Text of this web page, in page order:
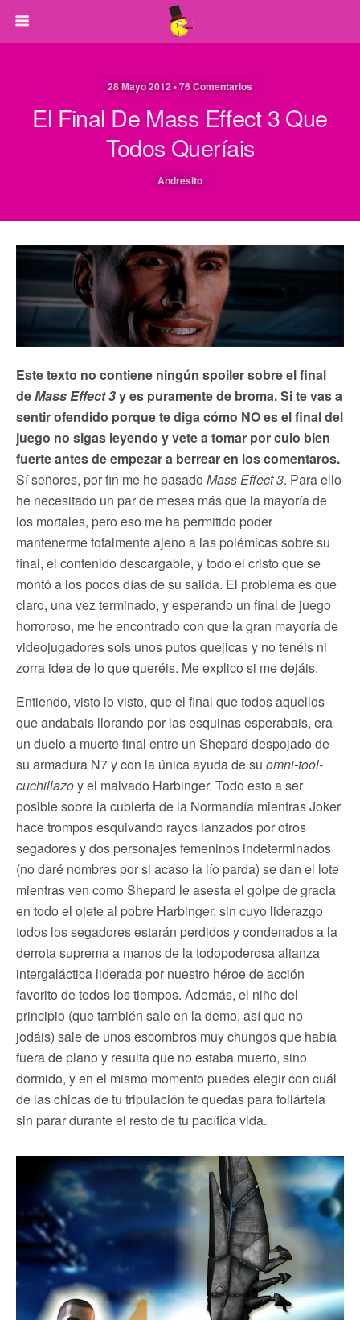
28 Mayo 2012 • 76 Comentarios
El Final De Mass Effect 3 Que
Todos Queríais
Andresito
Este texto no contiene ningún spoiler sobre el final
deMass Effect 3y es puramente de broma. Si te vas a
sentir ofendido porque te diga cómo NO es el final del
juego no sigas leyendo y vete a tomar por culo bien
fuerte antes de empezar a berrear en los comentaros.
Sí señores, por fin me he pasado Mass Effect 3. Para ello
he necesitado un par de meses más que la mayoría de
los mortales, pero eso me ha permitido poder
mantenerme totalmente ajeno a las polémicas sobre su
final, el contenido descargable, y todo el cristo que se
montó a los pocos días de su salida. El problema es que
claro, una vez terminado, y esperando un final de juego
horroroso, me he encontrado con que la gran mayoría de
videojugadores sois unos putos quejicas y no tenéis ni
zorra idea de lo que queréis. Me explico si me dejáis.
Entiendo, visto lo visto, que el final que todos aquellos
que andabais llorando por las esquinas esperabais, era
un duelo a muerte final entre un Shepard despojado de
su armadura N7 y con la única ayuda de su omni-tool-
cuchillazoy el malvado Harbinger. Todo esto a ser
posible sobre la cubierta de la Normandía mientras Joker
hace trompos esquivando rayos lanzados por otros
segadores y dos personajes femeninos indeterminados
(no daré nombres por si acaso la lío parda) se dan el lote
mientras ven como Shepard le asesta el golpe de gracia
en todo el ojete al pobre Harbinger, sin cuyo liderazgo
todos los segadores estarán perdidos y condenados a la
derrota suprema a manos de la todopoderosa alianza
intergaláctica liderada por nuestro héroe de acción
favorito de todos los tiempos. Además, el niño del
principio (que también sale en la demo, así que no
jodáis) sale de unos escombros muy chungos que había
fuera de plano y resulta que no estaba muerto, sino
dormido, y en el mismo momento puedes elegir con cuál
de las chicas de tu tripulación te quedas para follártela
sin parar durante el resto de tu pacífica vida.